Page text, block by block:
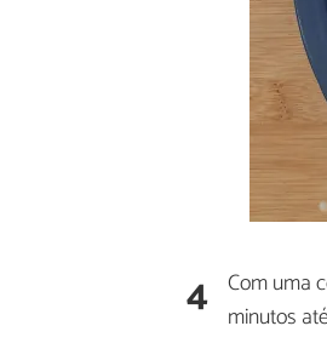
4 Com uma
minutos